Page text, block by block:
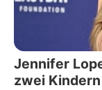
Jennifer
zwei Kindern